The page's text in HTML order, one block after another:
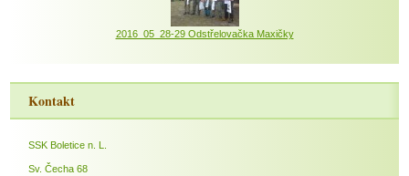
2016_05_28-29 Odstřelovačka Maxičky
Kontakt
SSK Boletice n. L.
Sv. Čecha 68